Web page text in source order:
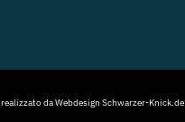
realizzato da Webdesign Schwarzer-Knick.de